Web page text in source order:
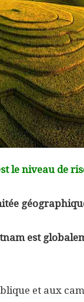
le niveau de
est
et aux